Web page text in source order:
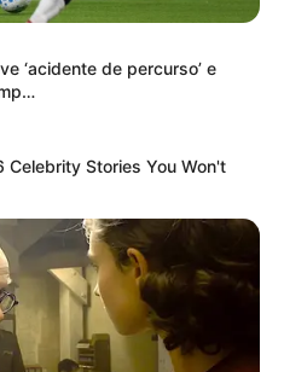
Libertadores